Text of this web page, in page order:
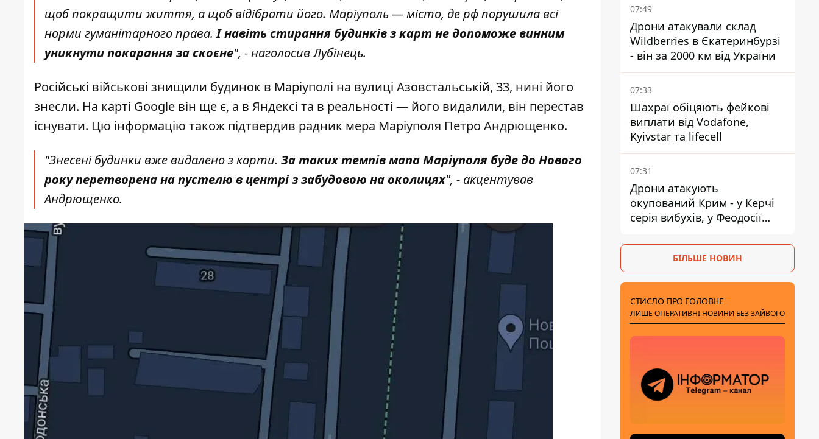
щоб покращити життя, а щоб відібрати його. Маріуполь — місто, де рф порушила всі
норми гуманітарного права.І навіть стирання будинків з карт не допоможе винним
уникнути покарання за скоєне", - наголосив Лубінець.
Російські військові знищили будинок в Маріуполі на вулиці Азовстальській, 33, нині його
знесли. На карті Google він ще є, а в Яндексі та в реальності — його видалили, він перестав
існувати. Цю інформацію також підтвердив радник мера Маріуполя Петро Андрющенко.
"Знесені будинки вже видалено з карти. За таких темпів мапа Маріуполя буде до Нового
року перетворена на пустелю в центрі з забудовою на околицях", - акцентував
Андрющенко.
07:49
Дрони атакували склад
Wildberries в Єкатеринбурзі
- він за 2000 км від України
07:33
Шахраї обіцяють фейкові
виплати від Vodafone,
Kyivstar та lifecell
07:31
Дрони атакують
окупований Крим - у Керчі
серія вибухів, у Феодосії
БІЛЬШЕ НОВИН
СТИСЛО ПРО ГОЛОВНЕ
ЛИШЕ ОПЕРАТИВНІ НОВИНИ БЕЗ ЗАЙВОГО